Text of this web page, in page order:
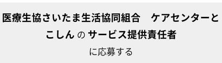
資格 必須 (複数選択可)
(ヘルパー2級) 実務者研修 (ヘルパー1級)
社会福祉士